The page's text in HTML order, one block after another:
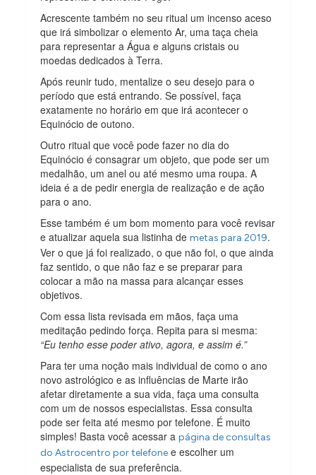
Acrescente também no seu ritual um incenso aceso
que irá simbolizar o elemento Ar, uma taça cheia
para representar a Água e alguns cristais ou
moedas dedicados à Terra.
Após reunir tudo, mentalize o seu desejo para o
período que está entrando. Se possível, faça
exatamente no horário em que irá acontecer o
Equinócio de outono.
Outro ritual que você pode fazer no dia do
Equinócio é consagrar um objeto, que pode ser um
medalhão, um anel ou até mesmo uma roupa. A
ideia é a de pedir energia de realização e de ação
para o ano.
Esse também é um bom momento para você revisar
e atualizar aquela sua listinha demetas para 2019.
Ver o que já foi realizado, o que não foi, o que ainda
faz sentido, o que não faz e se preparar para
colocar a mão na massa para alcançar esses
objetivos.
Com essa lista revisada em mãos, faça uma
meditação pedindo força. Repita para si mesma:
“Eu tenho esse poder ativo, agora, e assim é.”
Para ter uma noção mais individual de como o ano
novo astrológico e as influências de Marte irão
afetar diretamente a sua vida, faça uma consulta
com um de nossos especialistas. Essa consulta
pode ser feita até mesmo por telefone. É muito
simples! Basta você acessar apágina de consultas
do Astrocentro por telefone e escolher um
especialista de sua preferência.